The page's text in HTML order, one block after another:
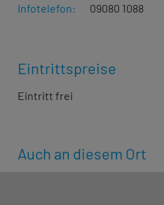
Infotelefon:
09080 1088
Eintrittspreise
Eintritt frei
Auch an diesem Ort